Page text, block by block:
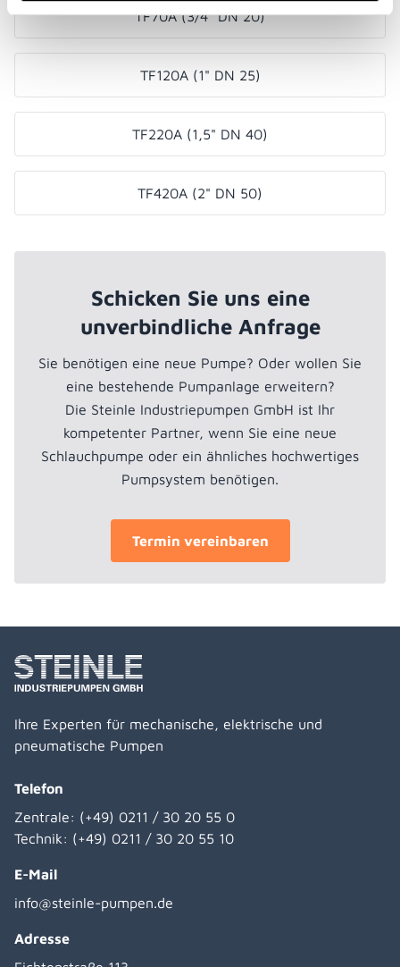
TF70A (3/4" DN 20)
TF120A (1" DN 25)
TF220A (1,5" DN 40)
TF420A (2" DN 50)
Schicken Sie uns eine
unverbindliche Anfrage
Sie benötigen eine neue Pumpe? Oder wollen Sie
eine bestehende Pumpanlage erweitern?
Die Steinle Industriepumpen GmbH ist Ihr
kompetenter Partner, wenn Sie eine neue
Schlauchpumpe oder ein ähnliches hochwertiges
Pumpsystem benötigen.
Termin vereinbaren
Ihre Experten für mechanische, elektrische und
pneumatische Pumpen
Telefon
Zentrale: (+49) 0211 / 30 20 55 0
Technik: (+49) 0211 / 30 20 55 10
E-Mail
info@steinle-pumpen.de
Adresse